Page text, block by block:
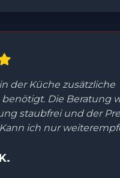
der Küche zusätzliche
Die Beratung
staubfrei und der
ich nur